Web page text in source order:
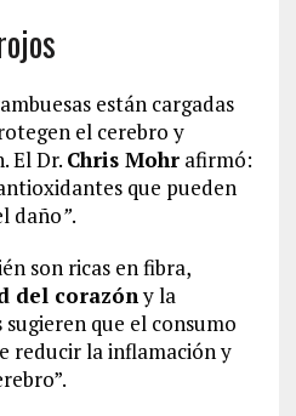
están cargadas
el cerebro y
El Dr. Chris Mohrafirmó:
que pueden
daño”.
son ricas en fibra,
del corazóny la
que el consumo
reducir la inflamación y